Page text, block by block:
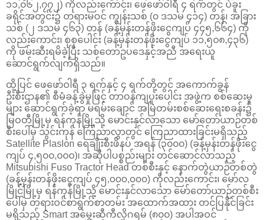
၁၁,၀၆၂,၇၇၂) ကိုလည်းကောင်း၊ ဖေဖော်ဝါရီ ၄ ရက်တွင် ပဲခူး
ခရိုင်အတွင်း၌ တရားမဝင် ကျွန်းသစ် (၀ ဒသမ ၄၁၄) တန်၊ အခြား
သစ် (၂ ဒသမ ၄၆၃) တန် (ခန့်မှန်းတန်ဖိုးငွေကျပ် ၄၄၅,၆၆၄) ကို
လည်းကောင်း၊ စုစုပေါင်း (ခန့်မှန်းတန်ဖိုးငွေကျပ် ၁၁,၅၀၈,၄၃၆)
ကို ဖမ်းဆီးရမိခဲ့ပြီး သစ်တောဥပဒေနှင့်အညီ အရေးယူ
ဆောင်ရွက်လျက်ရှိသည်။
ထို့ပြင် ဖေဖော်ဝါရီ ၃ ရက်နှင့် ၄ ရက်တို့တွင် အကောက်ခွန်
ဦးစီးဌာန၏ စီမံခန့်ခွဲမှုဖြင့် တာဝန်ကျပူးပေါင်း အဖွဲ့က စစ်ဆေးမှု
များ ဆောင်ရွက်ခဲ့ရာ မရမ်းချောင် အမြဲတမ်းစစ်ဆေးရေးစခန်း၌
မြဝတီမြို့မှ ရန်ကုန်မြို့သို့ မောင်းနှင်လာသော မော်တော်ယာဉ်တစ်
စီးပေါ်မှ သွင်းကုန် ကြေညာလွှာတွင် ကြေညာထားခြင်းမရှိသည့်
Satellite Plaslon ရေချိုးစီးဖိနပ် အရန် (၃၀၀၀) (ခန့်မှန်းတန်ဖိုးငွေ
ကျပ် ၄,၅၀၀,၀၀၀)၊ အဆိုပါပစ္စည်းများ တင်ဆောင်လာသည့်
Mitsubishi Fuso Tractor Head တစ်စီးနှင့် နောက်တွဲယာဉ်တစ်တွဲ
(ခန့်မှန်းတန်ဖိုးငွေကျပ် ၄၅,၀၀၀,၀၀၀) ကိုလည်းကောင်း၊ မော်လ
မြိုင်မြို့မှ ရန်ကုန်မြို့သို့ မောင်းနှင်လာသော မော်တော်ယာဉ်တစ်စီး
ပေါ်မှ တရားဝင်စာရွက်စာတမ်း အထောက်အထား တင်ပြနိုင်ခြင်း
မရှိသည့် Smart အမွှေးဆီကီလိုဂရမ် (၈၀၀) အပါအဝင်